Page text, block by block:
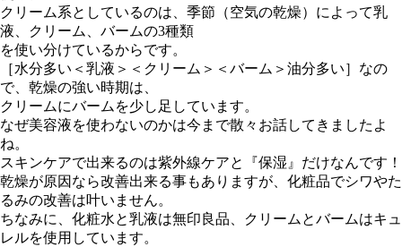
クリーム系としているのは、季節（空気の乾燥）によって乳
液、クリーム、バームの3種類
を使い分けているからです。
［水分多い＜乳液＞＜クリーム＞＜バーム＞油分多い］なの
で、乾燥の強い時期は、
クリームにバームを少し足しています。
なぜ美容液を使わないのかは今まで散々お話してきましたよ
ね。
スキンケアで出来るのは紫外線ケアと『保湿』だけなんです！
乾燥が原因なら改善出来る事もありますが、化粧品でシワやた
るみの改善は叶いません。
ちなみに、化粧水と乳液は無印良品、クリームとバームはキュ
レルを使用しています。